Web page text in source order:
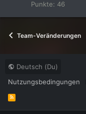
Punkte
46
Team-Veränderungen
Deutsch (Du)
Nutzungsbedingungen
R
S
S